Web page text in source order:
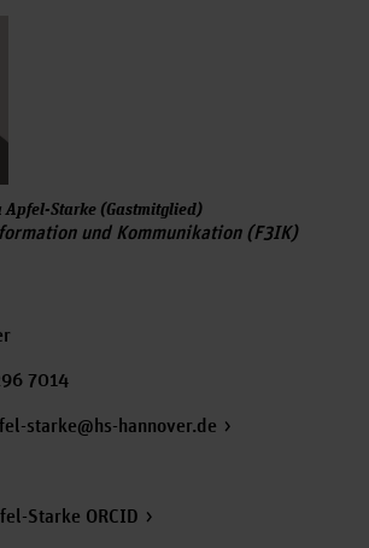
Apfel-Starke (Gastmitglied)
und Kommunikation (F3IK)
7014
starke@hs-hannover.de
Starke ORCID